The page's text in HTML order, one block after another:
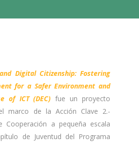
Digital Citizenship: Fostering
for a Safer Environment and
of ICT (DEC) fue un proyecto
marco de la Acción Clave 2.-
Cooperación a pequeña escala
de Juventud del Programa